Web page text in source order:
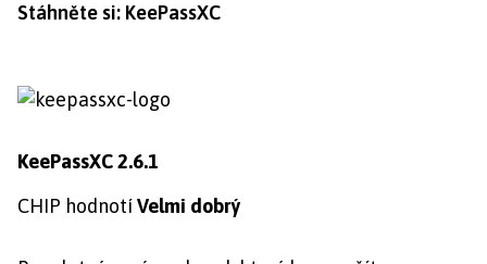
Stáhněte si: KeePassXC
KeePassXC 2.6.1
CHIP hodnotíVelmi dobrý